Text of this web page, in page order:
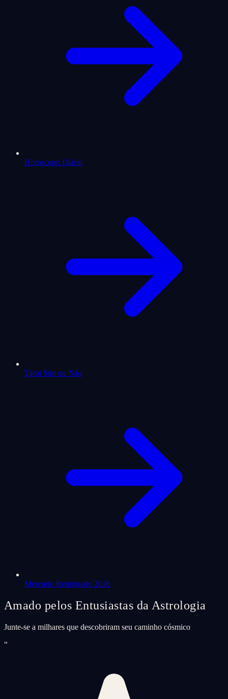
Horóscopo Diário
Tarot Sim ou Não
Mercúrio Retrógrado 2026
Amado pelos Entusiastas da Astrologia
Junte-se a milhares que descobriram seu caminho cósmico
“